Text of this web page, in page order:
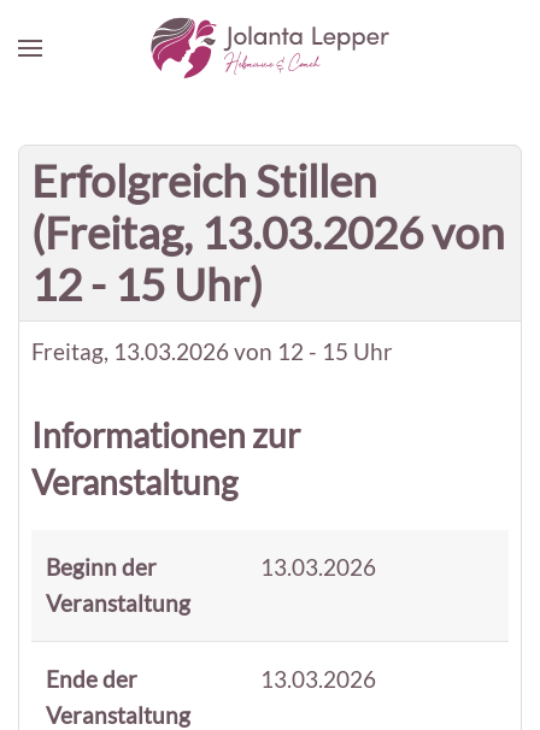
Zum Hauptinhalt springen
Erfolgreich Stillen
(Freitag, 13.03.2026 von
12 - 15 Uhr)
Freitag, 13.03.2026 von 12 - 15 Uhr
Informationen zur
Veranstaltung
Beginn der
Veranstaltung
13.03.2026
Ende der
Veranstaltung
13.03.2026